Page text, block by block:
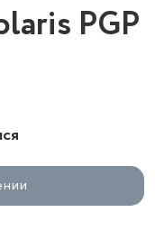
PGP